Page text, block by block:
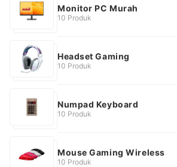
Monitor PC Murah
10 Produk
Headset Gaming
10 Produk
Numpad Keyboard
10 Produk
Mouse Gaming Wireless
10 Produk